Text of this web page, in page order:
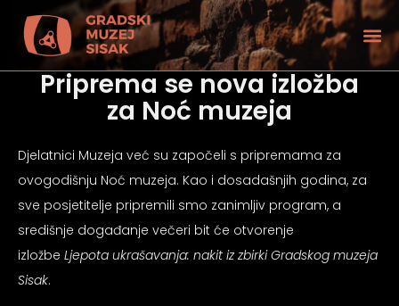
Priprema se nova izložba
za Noć muzeja
Djelatnici Muzeja već su započeli s pripremama za
ovogodišnju Noć muzeja. Kao i dosadašnjih godina, za
sve posjetitelje pripremili smo zanimljiv program, a
središnje događanje večeri bit će otvorenje
izložbe Ljepota ukrašavanja: nakit iz zbirki Gradskog muzeja
Sisak.